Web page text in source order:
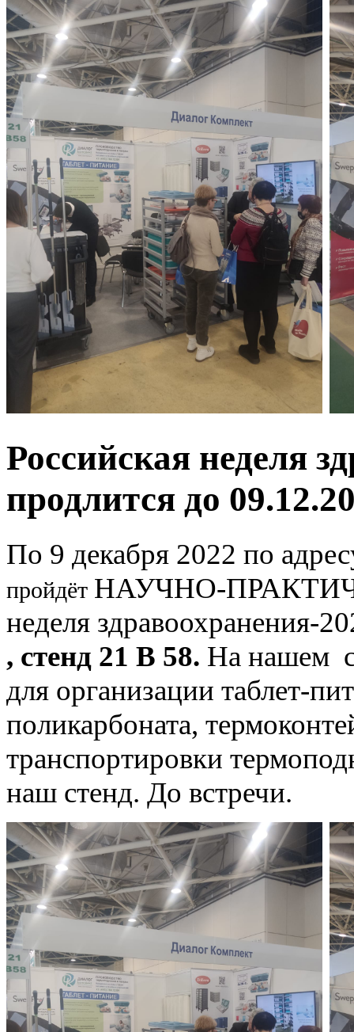
Российская неделя
продлится до
По 9 декабря 2022 по
пройдёт НАУЧНО-
неделя здравоохранения-
, стенд 21 В 58. На нашем
для организации таблет-
поликарбоната,
транспортировки
наш стенд. До встречи.